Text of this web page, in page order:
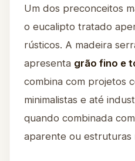
Um dos preconceitos
o eucalipto tratado
rústicos. A madeira
apresenta grão fino e
combina com projetos
minimalistas e até
quando combinada
aparente ou estruturas